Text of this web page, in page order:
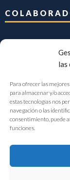
las
Para ofrecer las
para almacenar y/o
estas tecnologías nos
navegación o las
consentimiento, puede
funciones.